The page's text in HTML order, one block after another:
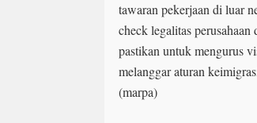
tawaran pekerjaan di luar
check legalitas
pastikan untuk mengurus
melanggar aturan
(marpa)